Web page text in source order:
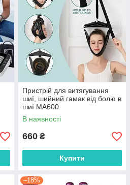
Пристрій для витягування
шиї, шийний гамак від болю в
шиї MA600
В наявності
660 ₴
Купити
–18%